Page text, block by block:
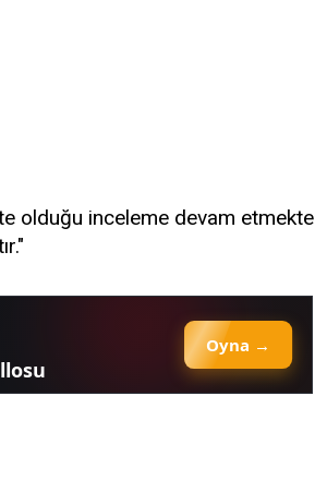
olduğu inceleme devam etmekte